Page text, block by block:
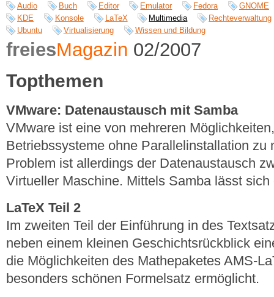
Audio Buch Editor Emulator Fedora
GNOME
KDE
Konsole LaTeX Multimedia
Rechteverwaltung
Ubuntu
Virtualisierung Wissen und Bildung
freiesMagazin 02/2007
Topthemen
VMware: Datenaustausch mit Samba
VMware ist eine von mehreren
Betriebssysteme ohne Parallelinstallation zu
Problem ist allerdings der Datenaustausch
Virtueller Maschine. Mittels Samba lässt sich
LaTeX Teil 2
Im zweiten Teil der Einführung in des
neben einem kleinen Geschichtsrückblick
die Möglichkeiten des Mathepaketes AMS-
besonders schönen Formelsatz ermöglicht.